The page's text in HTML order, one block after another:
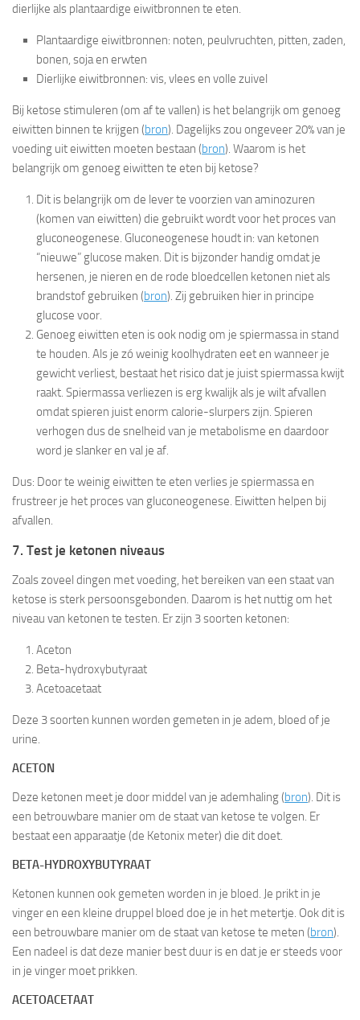
dierlijke als plantaardige eiwitbronnen te eten.
Plantaardige eiwitbronnen: noten, peulvruchten, pitten, zaden,
bonen, soja en erwten
Dierlijke eiwitbronnen: vis, vlees en volle zuivel
Bij ketose stimuleren (om af te vallen) is het belangrijk om genoeg
eiwitten binnen te krijgen (bron). Dagelijks zou ongeveer 20% van je
voeding uit eiwitten moeten bestaan (bron). Waarom is het
belangrijk om genoeg eiwitten te eten bij ketose?
Dit is belangrijk om de lever te voorzien van aminozuren
(komen van eiwitten) die gebruikt wordt voor het proces van
gluconeogenese. Gluconeogenese houdt in: van ketonen
“nieuwe” glucose maken. Dit is bijzonder handig omdat je
hersenen, je nieren en de rode bloedcellen ketonen niet als
brandstof gebruiken (bron). Zij gebruiken hier in principe
glucose voor.
Genoeg eiwitten eten is ook nodig om je spiermassa in stand
te houden. Als je zó weinig koolhydraten eet en wanneer je
gewicht verliest, bestaat het risico dat je juist spiermassa kwijt
raakt. Spiermassa verliezen is erg kwalijk als je wilt afvallen
omdat spieren juist enorm calorie-slurpers zijn. Spieren
verhogen dus de snelheid van je metabolisme en daardoor
word je slanker en val je af.
Dus: Door te weinig eiwitten te eten verlies je spiermassa en
frustreer je het proces van gluconeogenese. Eiwitten helpen bij
afvallen.
7. Test je ketonen niveaus
Zoals zoveel dingen met voeding, het bereiken van een staat van
ketose is sterk persoonsgebonden. Daarom is het nuttig om het
niveau van ketonen te testen. Er zijn 3 soorten ketonen:
Aceton
Beta-hydroxybutyraat
Acetoacetaat
Deze 3 soorten kunnen worden gemeten in je adem, bloed of je
urine.
ACETON
Deze ketonen meet je door middel van je ademhaling (bron). Dit is
een betrouwbare manier om de staat van ketose te volgen. Er
bestaat een apparaatje (de Ketonix meter) die dit doet.
BETA-HYDROXYBUTYRAAT
Ketonen kunnen ook gemeten worden in je bloed. Je prikt in je
vinger en een kleine druppel bloed doe je in het metertje. Ook dit is
een betrouwbare manier om de staat van ketose te meten (bron).
Een nadeel is dat deze manier best duur is en dat je er steeds voor
in je vinger moet prikken.
ACETOACETAAT